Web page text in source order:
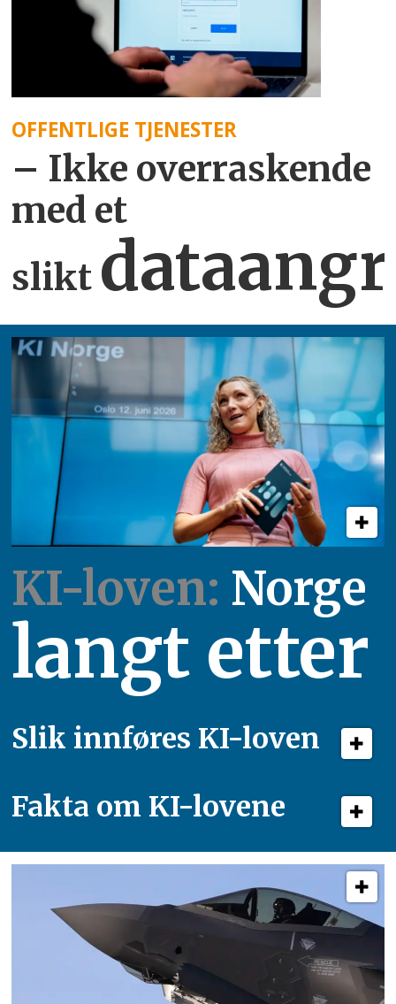
OFFENTLIGE TJENESTER
– Ikke overraskende
med et
slikt
KI-loven: Norge
langt etter
Slik innføres KI-loven
Fakta om KI-lovene